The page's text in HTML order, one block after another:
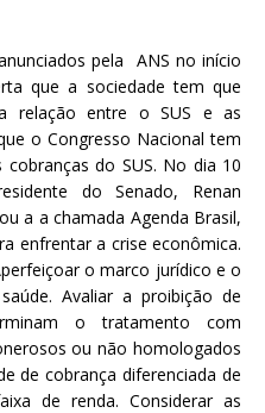
pela ANS no início
que a sociedade tem que
relação entre o SUS e as
o Congresso Nacional tem
do SUS. No dia 10
do Senado, Renan
a a chamada Agenda Brasil,
enfrentar a crise econômica.
o marco jurídico e o
Avaliar a proibição de
o tratamento com
ou não homologados
de cobrança diferenciada de
de renda. Considerar as